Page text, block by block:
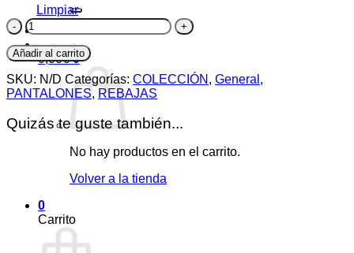
0,00€ 0
No hay productos en el carrito.
Volver a la tienda
0
Carrito
Limpiar
Pantalón
Flas
cantidad
Añadir al carrito
SKU: N/D Categorías: COLECCIÓN , General ,
PANTALONES, REBAJAS
Quizás te guste también...